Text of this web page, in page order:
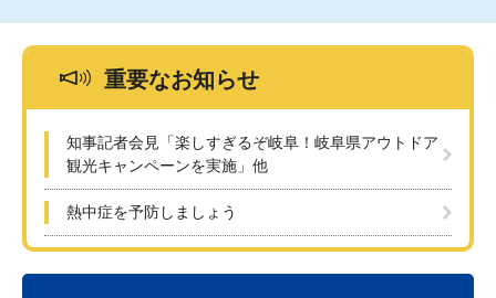
重要なお知らせ
知事記者会見「楽しすぎるぞ岐阜！岐阜県アウトドア
観光キャンペーンを実施」他
熱中症を予防しましょう